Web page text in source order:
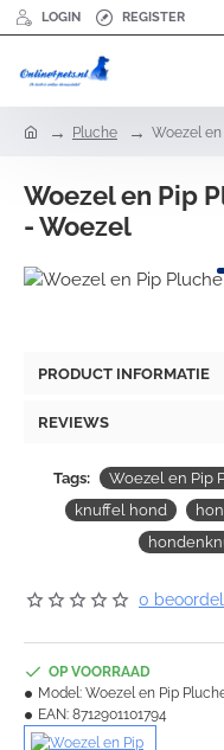
LOGIN REGISTER
e
Pluche Woezel
Woezel en Pip
- Woezel
PRODUCT INFORMATIE
REVIEWS
Tags:
Woezel en Pip
knuffel hond
0
OP VOORRAAD
Model: Woezel en Pip
EAN: 8712901101794